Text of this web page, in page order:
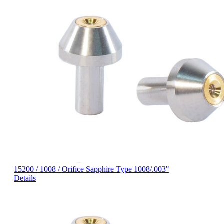
15200 / 1008 / Orifice Sapphire Type 1008/.003"
Details